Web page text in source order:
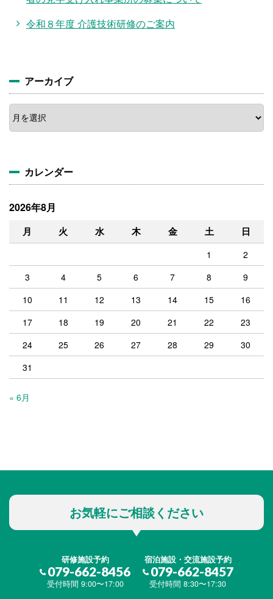
令和８年度 介護技術研修のご案内
アーカイブ
ア
ー
カ
カレンダー
2026年8月
月 火 水 木 金 土 日
1
2
3
4 5 6 7 8
9
10
11 12 13 14 15
16
17
18 19 20 21 22
23
24
25 26 27 28 29
30
31
« 6月
お気軽にご相談ください
研修施設予約
079-662-8456
受付時間 9:00〜17:00
宿泊施設・交流施設予約
079-662-8457
受付時間 8:30〜17:30